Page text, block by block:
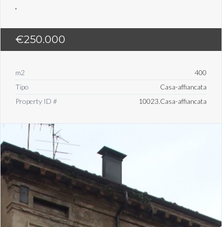
,
€250.000
m2
400
Tipo
Casa-affiancata
Property ID #
10023.Casa-affiancata